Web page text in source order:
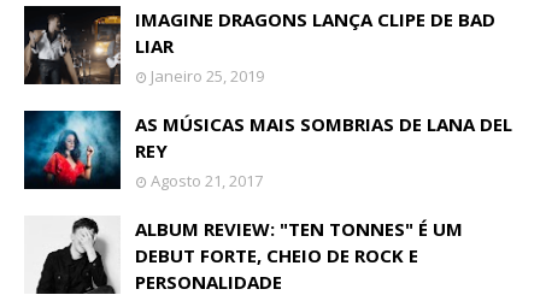
IMAGINE DRAGONS LANÇA CLIPE DE BAD
LIAR
Janeiro 25, 2019
AS MÚSICAS MAIS SOMBRIAS DE LANA DEL
REY
Agosto 21, 2017
ALBUM REVIEW: "TEN TONNES" É UM
DEBUT FORTE, CHEIO DE ROCK E
PERSONALIDADE